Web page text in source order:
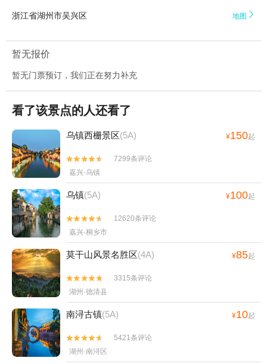
浙江省湖州市吴兴区 地图 
暂无报价
暂无门票预订，我们正在努力补充
看了该景点的人还看了
乌镇西栅景区(5A) ¥150起


7299条评论
嘉兴·乌镇
乌镇(5A) ¥100起


12620条评论
嘉兴·桐乡市
莫干山风景名胜区(4A) ¥85起


3315条评论
湖州·德清县
南浔古镇(5A) ¥10起


5421条评论
湖州·南浔区